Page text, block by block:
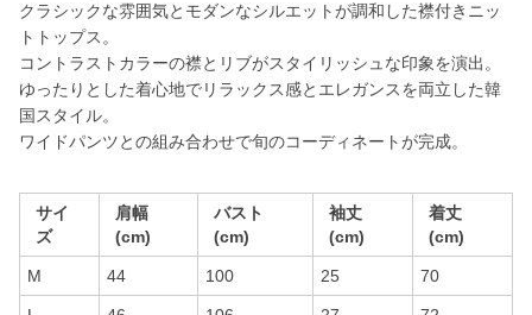
クラシックな雰囲気とモダンなシルエットが調和した襟付きニッ
トトップス。
コントラストカラーの襟とリブがスタイリッシュな印象を演出。
ゆったりとした着心地でリラックス感とエレガンスを両立した韓
国スタイル。
ワイドパンツとの組み合わせで旬のコーディネートが完成。
サイ
ズ
肩幅
(cm)
バスト
(cm)
袖丈
(cm)
着丈
(cm)
M 44 100 25 70